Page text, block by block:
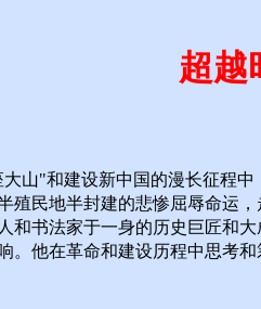
超越
山"和建设新中国的漫长征程
殖民地半封建的悲惨屈辱命运
和书法家于一身的历史巨匠和
。他在革命和建设历程中思考